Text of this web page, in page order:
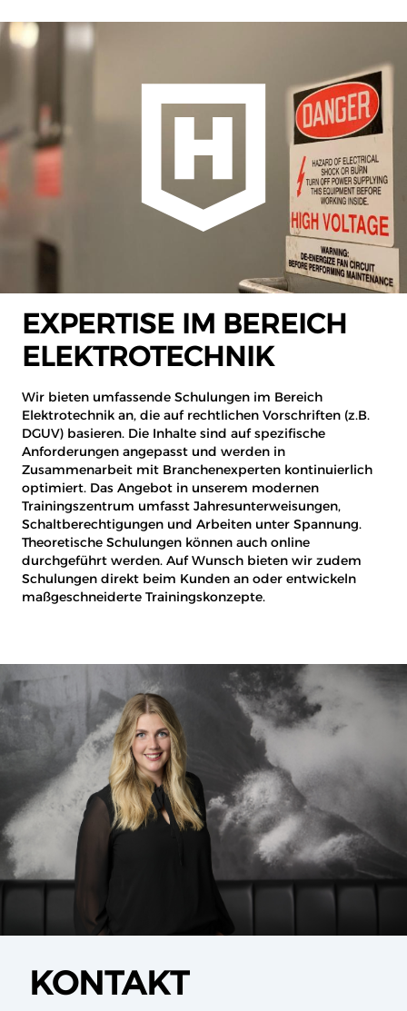
EXPERTISE IM BEREICH
ELEKTROTECHNIK
Wir bieten umfassende Schulungen im Bereich
Elektrotechnik an, die auf rechtlichen Vorschriften (z.B.
DGUV) basieren. Die Inhalte sind auf spezifische
Anforderungen angepasst und werden in
Zusammenarbeit mit Branchenexperten kontinuierlich
optimiert. Das Angebot in unserem modernen
Trainingszentrum umfasst Jahresunterweisungen,
Schaltberechtigungen und Arbeiten unter Spannung.
Theoretische Schulungen können auch online
durchgeführt werden. Auf Wunsch bieten wir zudem
Schulungen direkt beim Kunden an oder entwickeln
maßgeschneiderte Trainingskonzepte.
KONTAKT